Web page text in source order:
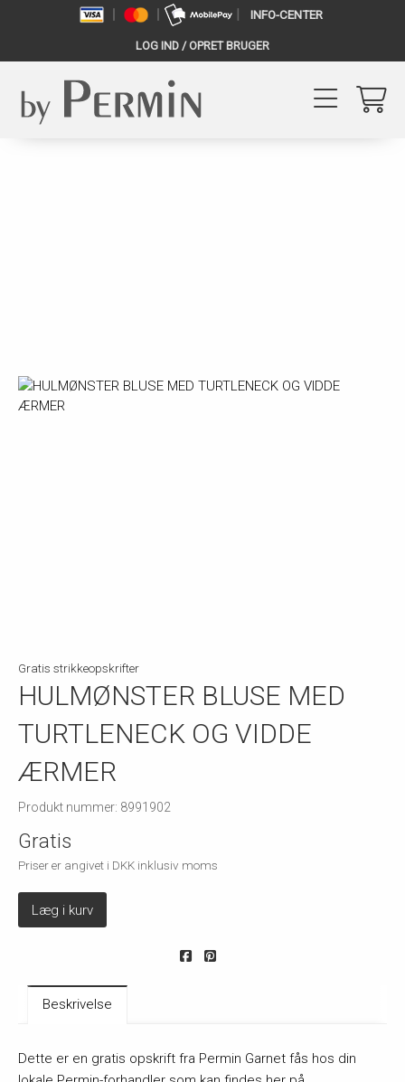
INFO-CENTER
LOG IND / OPRET BRUGER
Gratis strikkeopskrifter
HULMØNSTER BLUSE MED
TURTLENECK OG VIDDE
ÆRMER
Produkt nummer: 8991902
Gratis
Priser er angivet i DKK inklusiv moms
Læg i kurv
Beskrivelse
Dette er en gratis opskrift fra Permin Garnet fås hos din